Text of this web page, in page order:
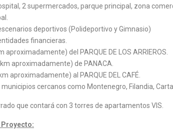
2 supermercados, parque principal, zona
deportivos (Polideportivo y Gimnasio)
financieras.
aproximadamente) del PARQUE DE LOS ARRIEROS.
aproximadamente) de PANACA.
aproximadamente) al PARQUE DEL CAFÉ.
cercanos como Montenegro, Filandia,
que contará con 3 torres de apartamentos VIS.